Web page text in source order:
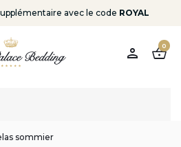
avec le code ROYAL
person shopping_basket
0
sommier